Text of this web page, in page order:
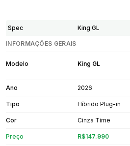
Spec King GL
INFORMAÇÕES GERAIS
Modelo King GL
Ano 2026
Tipo Híbrido Plug-in
Cor Cinza Time
Preço R$147.990